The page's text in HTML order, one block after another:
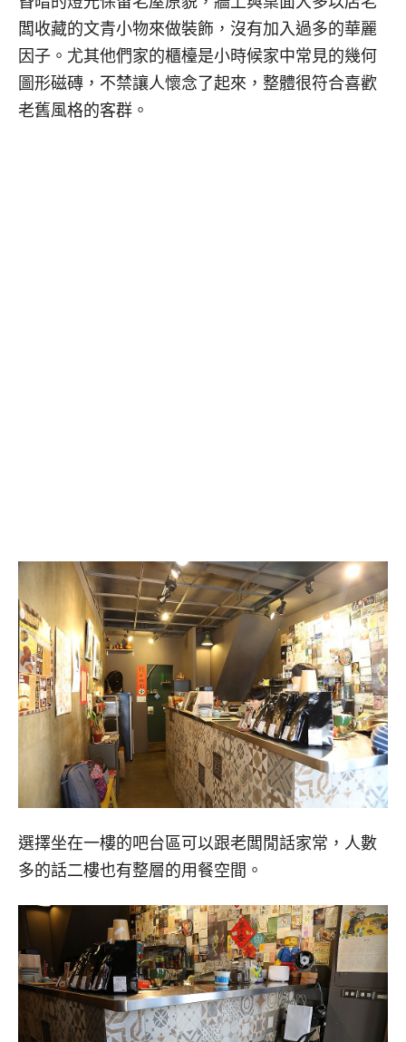
闆收藏的文青小物來做裝飾，沒有加入過多的華麗
因子。尤其他們家的櫃檯是小時候家中常見的幾何
圖形磁磚，不禁讓人懷念了起來，整體很符合喜歡
老舊風格的客群。
選擇坐在一樓的吧台區可以跟老闆閒話家常，人數
多的話二樓也有整層的用餐空間。